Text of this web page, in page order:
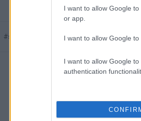
I want to allow Google
or app.
I want to allow Google
I want to allow Google
authentication
#sunset #nemes jeles lászló #saul fia